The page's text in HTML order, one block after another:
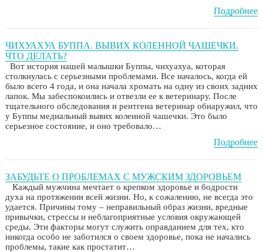
Подробнее
ЧИХУАХУА БУППА. ВЫВИХ КОЛЕННОЙ ЧАШЕЧКИ.
ЧТО ДЕЛАТЬ?
Вот история нашей малышки Буппы, чихуахуа, которая
столкнулась с серьезными проблемами. Все началось, когда ей
было всего 4 года, и она начала хромать на одну из своих задних
лапок. Мы забеспокоились и отвезли ее к ветеринару. После
тщательного обследования и рентгена ветеринар обнаружил, что
у Буппы медиальный вывих коленной чашечки. Это было
серьезное состояние, и оно требовало…
Подробнее
ЗАБУДЬТЕ О ПРОБЛЕМАХ С МУЖСКИМ ЗДОРОВЬЕМ
Каждый мужчина мечтает о крепком здоровье и бодрости
духа на протяжении всей жизни. Но, к сожалению, не всегда это
удается. Причины тому – неправильный образ жизни, вредные
привычки, стрессы и неблагоприятные условия окружающей
среды. Эти факторы могут служить оправданием для тех, кто
никогда особо не заботился о своем здоровье, пока не начались
проблемы, такие как простатит…